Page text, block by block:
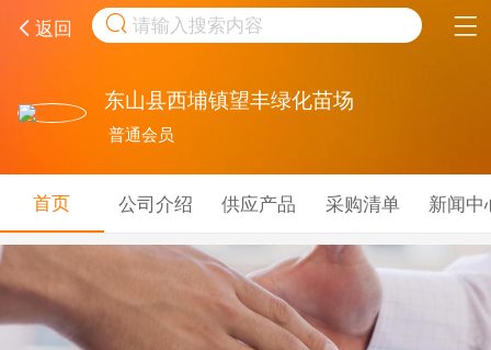
返回 取消
东山县西埔镇望丰绿化苗场
普通会员
首页 公司介绍 供应产品 采购清单 新闻中